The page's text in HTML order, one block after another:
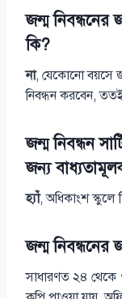
জন্ম
কি?
না, যেকোনো বয়সে
নিবন্ধন করবেন, ততই
জন্ম নিবন্ধন
জন্য
হ্যাঁ, অধিকাংশ স্কুলে
জন্ম
সাধারণত ২৪ থেকে